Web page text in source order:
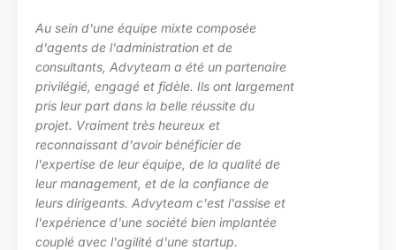
sein d'une équipe mixte composée
de l'administration et de
Advyteam a été un partenaire
engagé et fidèle. Ils ont largement
leur part dans la belle réussite du
Vraiment très heureux et
d'avoir bénéficier de
de leur équipe, de la qualité de
management, et de la confiance de
dirigeants. Advyteam c'est l'assise et
d'une société bien implantée
avec l'agilité d'une startup.